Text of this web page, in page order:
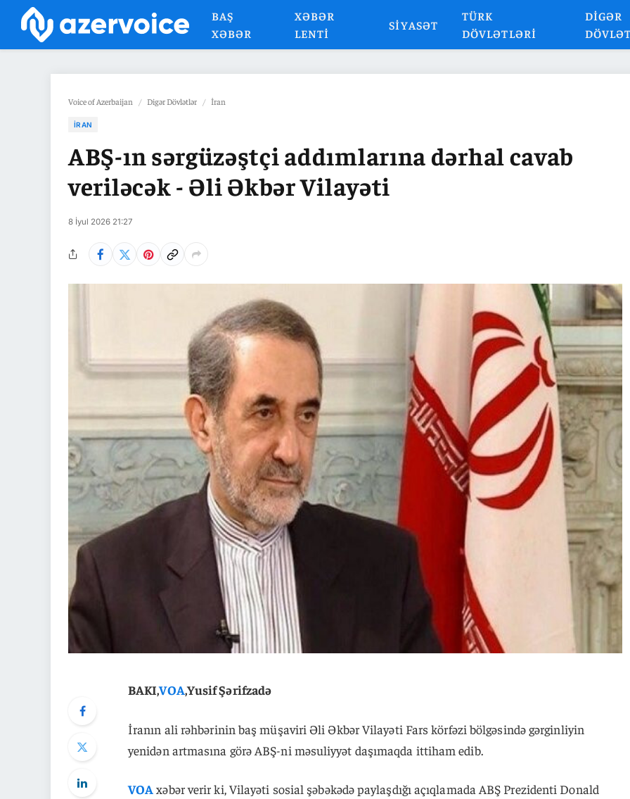
BAŞ
XƏBƏR
XƏBƏR
LENTI
SIYASƏT
TÜRK
DÖVLƏTLƏRI
DIGƏR
Voice of Azerbaijan / Digər Dövlətlər / İran
İRAN
ABŞ-ın sərgüzəştçi addımlarına dərhal cavab
veriləcək - Əli Əkbər Vilayəti
8 İyul 2026 21:27
BAKI,VOA,Yusif Şərifzadə
İranın ali rəhbərinin baş müşaviri Əli Əkbər Vilayəti Fars körfəzi bölgəsində gərginliyin
yenidən artmasına görə ABŞ-ni məsuliyyət daşımaqda ittiham edib.
VOAxəbər verir ki, Vilayəti sosial şəbəkədə paylaşdığı açıqlamada ABŞ Prezidenti Donald